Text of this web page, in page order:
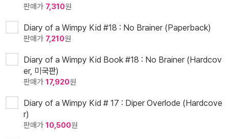
판매가 7,310원
Diary of a Wimpy Kid #18 : No Brainer (Paperback)
판매가 7,210원
Diary of a Wimpy Kid Book #18 : No Brainer (Hardcov
er, 미국판)
판매가 17,920원
Diary of a Wimpy Kid # 17 : Diper Overlode (Hardcove
r)
판매가 10,500원